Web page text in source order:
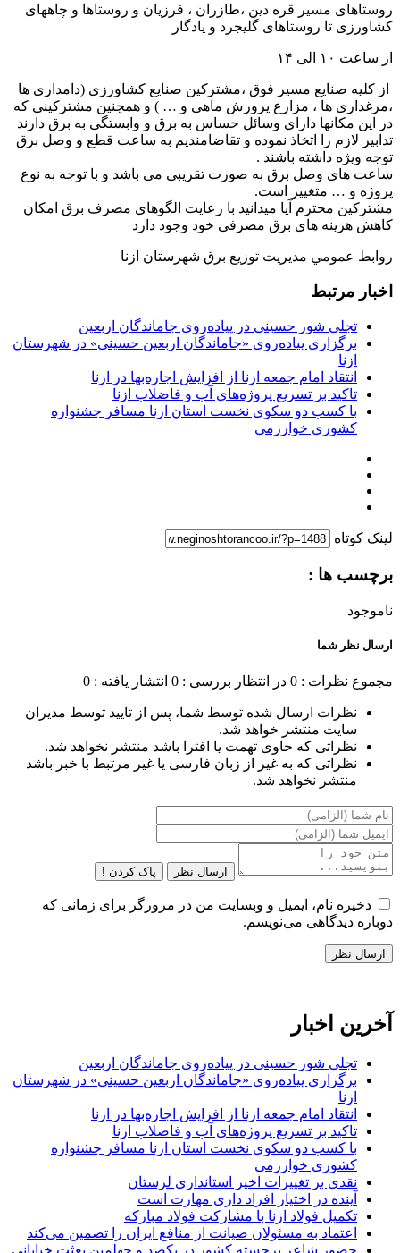
روستاهای مسیر قره دین ،طازران ، فرزیان و روستاها و چاههای
کشاورزی تا روستاهای گلیجرد و یادگار
از ساعت ۱۰ الی ۱۴
از كليه صنایع مسیر فوق ،مشترکین صنایع کشاورزی (دامداری ها
،مرغداری ها ، مزارع پرورش ماهی و … ) و همچنین مشترکینی كه
در اين مكانها داراي وسائل حساس به برق و وابستگی به برق دارند
تدابیر لازم را اتخاذ نموده و تقاضامنديم به ساعت قطع و وصل برق
توجه ويژه داشته باشند .
ساعت های وصل برق به صورت تقریبی می باشد و با توجه به نوع
پروژه و … متغییر است.
مشترکین محترم آیا میدانید با رعایت الگوهای مصرف برق امکان
کاهش هزینه های برق مصرفی خود وجود دارد
روابط عمومي مديريت توزيع برق شهرستان ازنا
اخبار مرتبط
تجلی شور حسینی در پیاده‌روی جاماندگان اربعین
برگزاری پیاده‌روی «جاماندگان اربعین حسینی» در شهرستان
ازنا
انتقاد امام جمعه ازنا از افزایش اجاره‌بها در ازنا
تاکید بر تسریع پروژه‌های آب و فاضلاب ازنا
با کسب دو سکوی نخست استان ازنا مسافر جشنواره
کشوری خوارزمی
لینک کوتاه
برچسب ها :
ناموجود
ارسال نظر شما
مجموع نظرات : 0 در انتظار بررسی : 0 انتشار یافته : 0
نظرات ارسال شده توسط شما، پس از تایید توسط مدیران
سایت منتشر خواهد شد.
نظراتی که حاوی تهمت یا افترا باشد منتشر نخواهد شد.
نظراتی که به غیر از زبان فارسی یا غیر مرتبط با خبر باشد
منتشر نخواهد شد.
ارسال نظر پاک کردن !
ذخیره نام، ایمیل و وبسایت من در مرورگر برای زمانی که
دوباره دیدگاهی می‌نویسم.
آخرین اخبار
تجلی شور حسینی در پیاده‌روی جاماندگان اربعین
برگزاری پیاده‌روی «جاماندگان اربعین حسینی» در شهرستان
ازنا
انتقاد امام جمعه ازنا از افزایش اجاره‌بها در ازنا
تاکید بر تسریع پروژه‌های آب و فاضلاب ازنا
با کسب دو سکوی نخست استان ازنا مسافر جشنواره
کشوری خوارزمی
نقدی بر تغییرات اخیر استانداری لرستان
آینده در اختیار افراد داری مهارت است
تکمیل فولاد ازنا با مشارکت فولاد مبارکه
اعتماد به مسئولان صیانت از منافع ایران را تضمین می‌کند
حضور شاعر برجسته کشور در یکصد و چهلمین بعثت خیابانی